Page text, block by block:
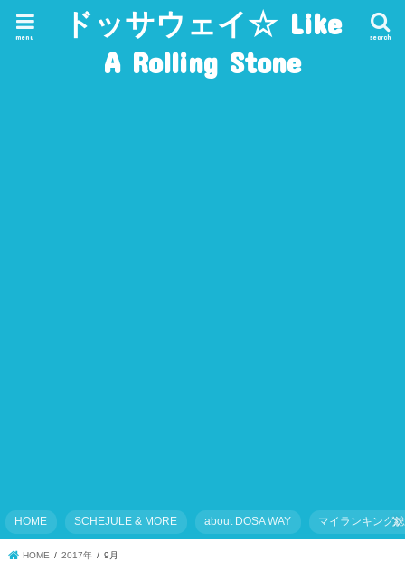
ドッサウェイ☆ Like
A Rolling Stone
search
menu
HOME SCHEJULE & MORE about DOSA WAY マイランキング
HOME 2017年 9月